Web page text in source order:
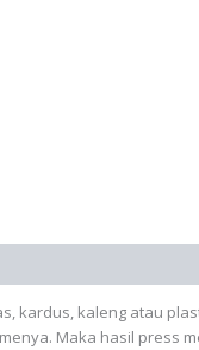
kardus, kaleng atau
Maka hasil press